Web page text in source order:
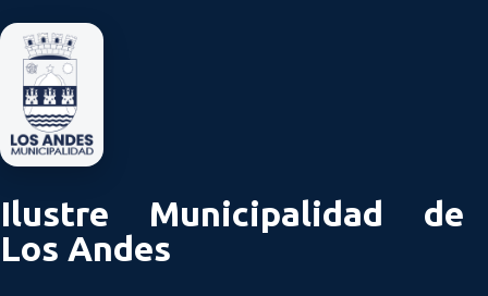
Ilustre Municipalidad de
Los Andes